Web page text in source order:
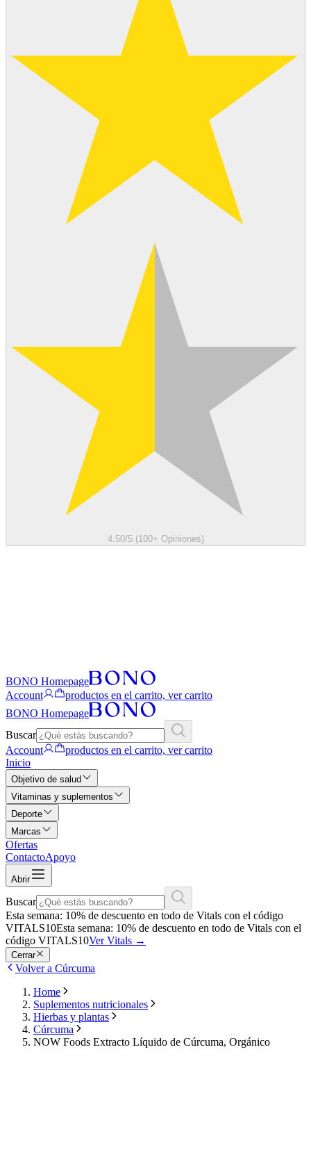
4.50/5 (100+ Opiniones)
BONO Homepage
Account
productos en el carrito, ver carrito
BONO Homepage
Buscar
Account
productos en el carrito, ver carrito
Inicio
Objetivo de salud
Vitaminas y suplementos
Deporte
Marcas
Ofertas
ContactoApoyo
Abrir
Buscar
Esta semana: 10% de descuento en todo de Vitals con el código
VITALS10Esta semana: 10% de descuento en todo de Vitals con el
código VITALS10Ver Vitals →
Cerrar
Volver a Cúrcuma
Home
Suplementos nutricionales
Hierbas y plantas
Cúrcuma
NOW Foods Extracto Líquido de Cúrcuma, Orgánico